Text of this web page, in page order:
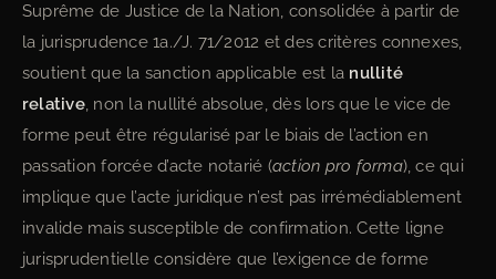
Suprême de Justice de la Nation, consolidée à partir de
la jurisprudence 1a./J. 71/2012 et des critères connexes,
soutient que la sanction applicable est la nullité
relative, non la nullité absolue, dès lors que le vice de
forme peut être régularisé par le biais de l’action en
passation forcée d’acte notarié (action pro forma), ce qui
implique que l’acte juridique n’est pas irrémédiablement
invalide mais susceptible de confirmation. Cette ligne
jurisprudentielle considère que l’exigence de forme